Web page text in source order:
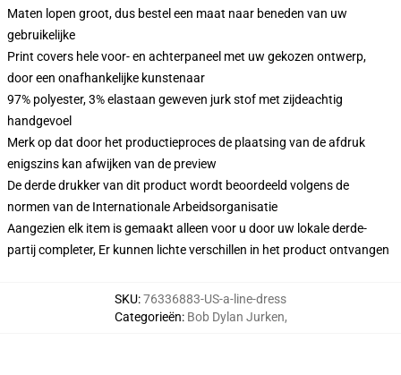
Maten lopen groot, dus bestel een maat naar beneden van uw
gebruikelijke
Print covers hele voor- en achterpaneel met uw gekozen ontwerp,
door een onafhankelijke kunstenaar
97% polyester, 3% elastaan geweven jurk stof met zijdeachtig
handgevoel
Merk op dat door het productieproces de plaatsing van de afdruk
enigszins kan afwijken van de preview
De derde drukker van dit product wordt beoordeeld volgens de
normen van de Internationale Arbeidsorganisatie
Aangezien elk item is gemaakt alleen voor u door uw lokale derde-
partij completer, Er kunnen lichte verschillen in het product ontvangen
SKU:76336883-US-a-line-dress
Categorieën: Bob Dylan Jurken,